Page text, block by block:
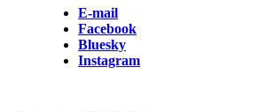
E-mail
Facebook
Bluesky
Instagram